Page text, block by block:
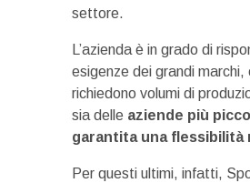
settore.
L’azienda è in grado di
esigenze dei grandi marchi,
richiedono volumi di
sia delle aziende più
garantita una flessibilità
Per questi ultimi, infatti,